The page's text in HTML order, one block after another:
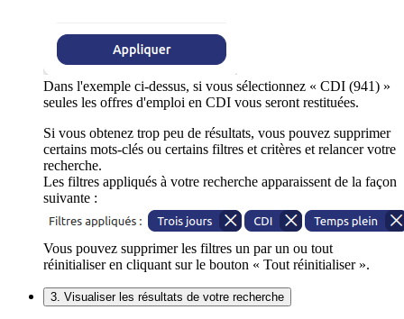
Dans l'exemple ci-dessus, si vous sélectionnez « CDI (941) »
seules les offres d'emploi en CDI vous seront restituées.
Si vous obtenez trop peu de résultats, vous pouvez supprimer
certains mots-clés ou certains filtres et critères et relancer votre
recherche.
Les filtres appliqués à votre recherche apparaissent de la façon
suivante :
Vous pouvez supprimer les filtres un par un ou tout
réinitialiser en cliquant sur le bouton « Tout réinitialiser ».
3. Visualiser les résultats de votre recherche